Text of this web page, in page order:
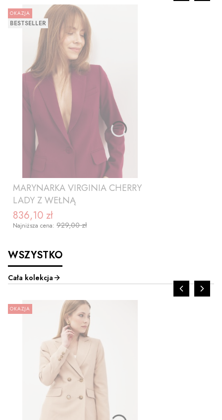
OKAZJA
BESTSELLER
MARYNARKA VIRGINIA CHERRY
LADY Z WEŁNĄ
Cena promocyjna
836,10 zł
Najniższa cena: 929,00 zł
ZOBACZ PRODUKT
WSZYSTKO
Cała kolekcja
OKAZJA